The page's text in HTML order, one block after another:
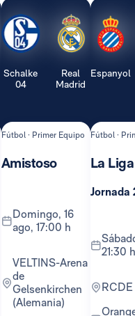
Schalke
04
Real
Madrid
Fútbol · Primer Equipo
Amistoso
domingo, 16
ago, 17:00 h
VELTINS-Arena
de
Gelsenkirchen
(Alemania)
Espanyol
Fútbol ·
La Liga
Jornada
sábado, 22 ago,
21:30 h
Orange TV y